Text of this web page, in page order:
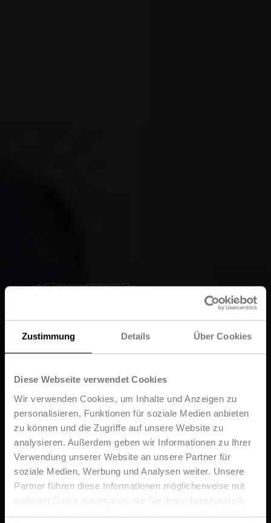
Zustimmung Details Über Cookies
Diese Webseite verwendet Cookies
Wir verwenden Cookies, um Inhalte und Anzeigen zu
personalisieren, Funktionen für soziale Medien anbieten
zu können und die Zugriffe auf unsere Website zu
analysieren. Außerdem geben wir Informationen zu Ihrer
Verwendung unserer Website an unsere Partner für
soziale Medien, Werbung und Analysen weiter. Unsere
Partner führen diese Informationen möglicherweise mit